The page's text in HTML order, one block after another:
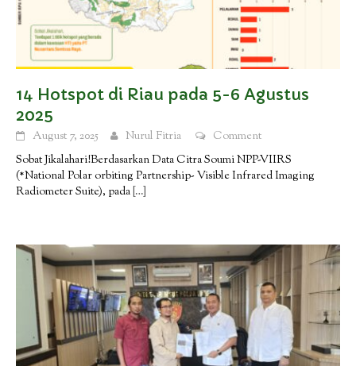
14 Hotspot di Riau pada 5-6 Agustus
2025
August 7, 2025 Nurul Fitria
Comment
Sobat Jikalahari!Berdasarkan Data Citra Soumi NPP-VIIRS
(*National Polar orbiting Partnership- Visible Infrared Imaging
Radiometer Suite), pada […]